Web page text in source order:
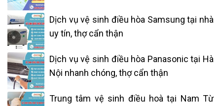
Dịch vụ vệ sinh điều hòa Samsung tại nhà
uy tín, thợ cẩn thận
Dịch vụ vệ sinh điều hòa Panasonic tại Hà
Nội nhanh chóng, thợ cẩn thận
Trung tâm vệ sinh điều hoà tại Nam Từ